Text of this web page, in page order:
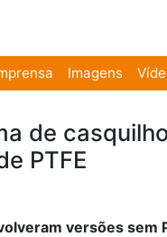
Imagens
de
PTFE
versões sem